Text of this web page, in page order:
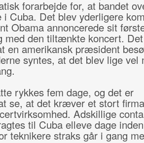
forarbejde for, at bandet
Cuba. Det blev yderligere
Obama annoncerede sit
med den tiltænkte koncert.
en amerikansk præsident
syntes, at det blev lige vel
rykkes fem dage, og det er
se, at det kræver et stort
Adskillige
til Cuba elleve dage inden
teknikere straks går i gang